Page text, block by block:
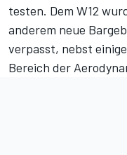
testen. Dem W12
anderem neue
verpasst, nebst
Bereich der